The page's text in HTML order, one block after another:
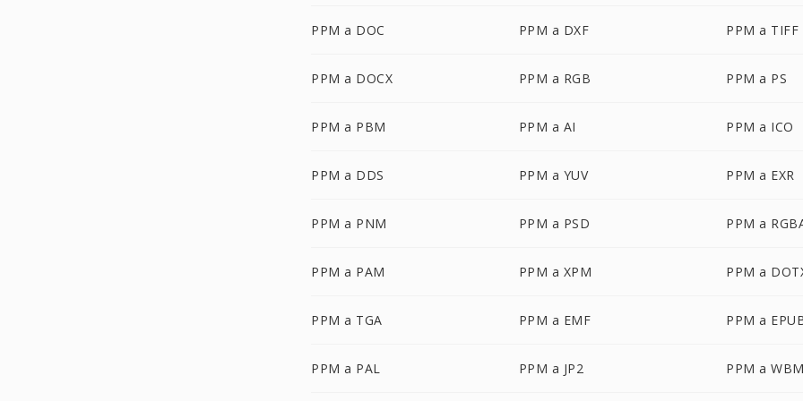
PPM a DOC PPM a DXF PPM a TIFF
PPM a DOCX PPM a RGB PPM a PS
PPM a PBM PPM a AI PPM a ICO
PPM a DDS PPM a YUV PPM a EXR
PPM a PNM PPM a PSD PPM a
PPM a PAM PPM a XPM PPM a
PPM a TGA PPM a EMF PPM a
PPM a PAL PPM a JP2 PPM a